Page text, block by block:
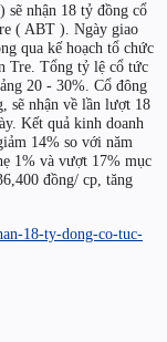
sẽ nhận 18 tỷ đồng cổ
( ABT ). Ngày giao
qua kế hoạch tổ chức
Tre. Tổng tỷ lệ cổ tức
20 - 30%. Cổ đông
sẽ nhận về lần lượt 18
Kết quả kinh doanh
14% so với năm
1% và vượt 17% mục
đồng/ cp, tăng
18-ty-dong-co-tuc-